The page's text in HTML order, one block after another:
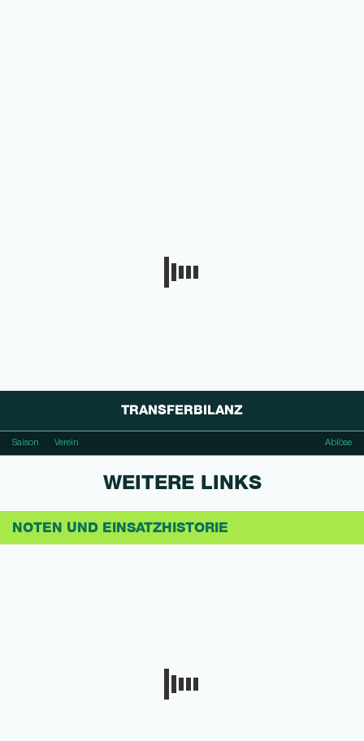
TRANSFERBILANZ
Saison Verein Ablöse
WEITERE LINKS
NOTEN UND EINSATZHISTORIE